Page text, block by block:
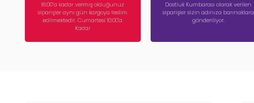
16:00’a kadar vermiş olduğunuz
siparişler aynı gün kargoya teslim
edilmektedir. Cumartesi 10:00'a
Kadar
Dostluk Kumbarası olarak verilen
siparişler sizin adınıza barınaklara
gönderiliyor.